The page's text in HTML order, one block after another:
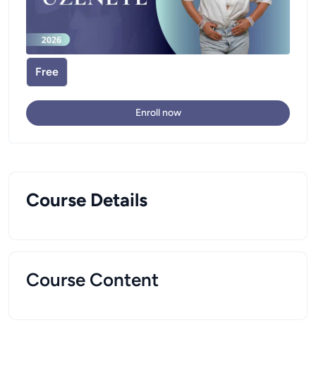
Course Details
Course Content
Free
Enroll now